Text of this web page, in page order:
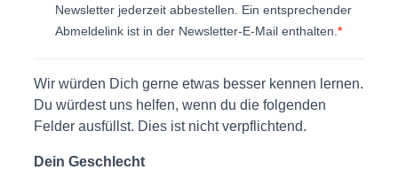
Newsletter jederzeit abbestellen. Ein entsprechender
Abmeldelink ist in der Newsletter-E-Mail enthalten.
Wir würden Dich gerne etwas besser kennen lernen.
Du würdest uns helfen, wenn du die folgenden
Felder ausfüllst. Dies ist nicht verpflichtend.
Dein Geschlecht